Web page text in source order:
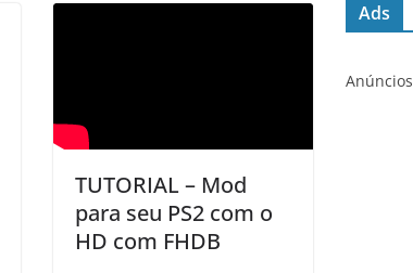
TUTORIAL – Mod
para seu PS2 com o
HD com FHDB
Ads
Anúncios